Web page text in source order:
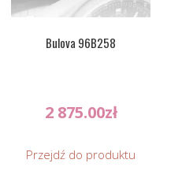
Bulova 96B258
2 875.00zł
Przejdź do produktu